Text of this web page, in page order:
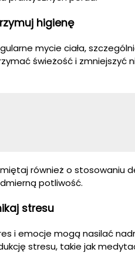
higienę
mycie ciała,
świeżość i zmniejszyć
również o stosowaniu
potliwość.
stresu
i emocje mogą nasilać
stresu, takie jak